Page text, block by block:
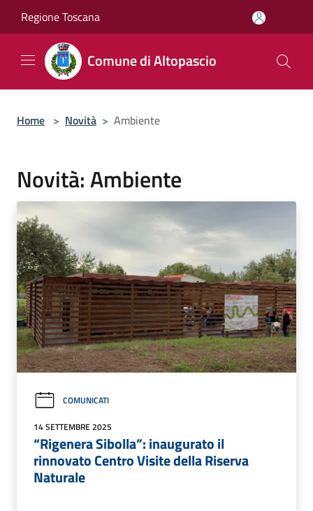
Regione Toscana
Comune di Altopascio
Home > Novità > Ambiente
Novità: Ambiente
COMUNICATI
14 SETTEMBRE 2025
“Rigenera Sibolla”: inaugurato il
rinnovato Centro Visite della Riserva
Naturale